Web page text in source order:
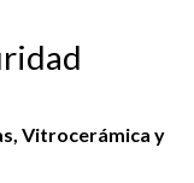
Vitrocerámica y